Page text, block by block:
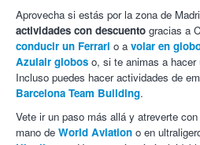
¡A vista de pájaro con Colectivia!
Aprovecha si estás por la zona de
actividades con descuento gracias a
conducir un Ferrari o a volar en
Azulair globos o, si te animas a hacer
Incluso puedes hacer actividades de
Barcelona Team Building.
Vete ir un paso más allá y atreverte
mano de World Aviation o en